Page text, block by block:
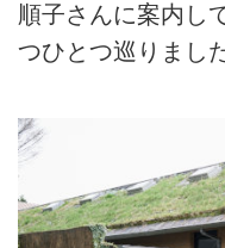
順子さんに案内し
つひとつ巡りました